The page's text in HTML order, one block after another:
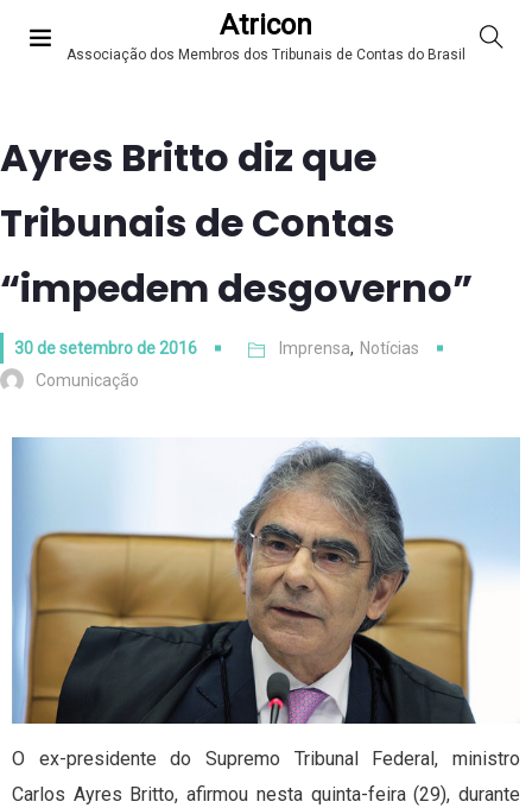
Atricon
Associação dos Membros dos Tribunais de Contas do Brasil
Ayres Britto diz que
Tribunais de Contas
“impedem desgoverno”
30 de setembro de 2016 Imprensa, Notícias
Comunicação
O ex-presidente do Supremo Tribunal Federal, ministro
Carlos Ayres Britto, afirmou nesta quinta-feira (29), durante